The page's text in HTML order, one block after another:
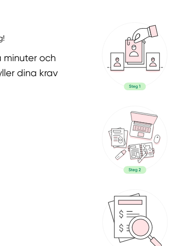
och
dina krav